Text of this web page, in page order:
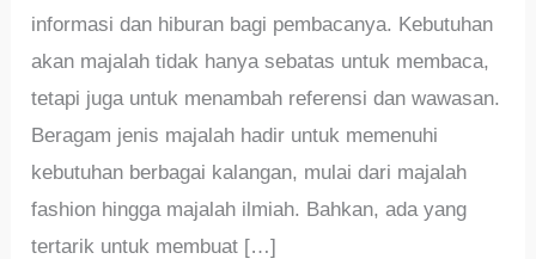
informasi dan hiburan bagi pembacanya. Kebutuhan
akan majalah tidak hanya sebatas untuk membaca,
tetapi juga untuk menambah referensi dan wawasan.
Beragam jenis majalah hadir untuk memenuhi
kebutuhan berbagai kalangan, mulai dari majalah
fashion hingga majalah ilmiah. Bahkan, ada yang
tertarik untuk membuat […]